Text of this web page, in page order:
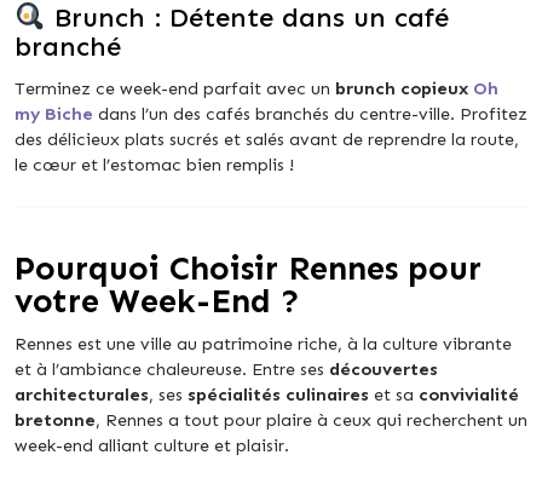
Brunch : Détente dans un café
branché
Terminez ce week-end parfait avec un brunch copieux Oh
my Biche dans l’un des cafés branchés du centre-ville. Profitez
des délicieux plats sucrés et salés avant de reprendre la route,
le cœur et l’estomac bien remplis !
Pourquoi Choisir Rennes pour
votre Week-End ?
Rennes est une ville au patrimoine riche, à la culture vibrante
et à l’ambiance chaleureuse. Entre ses découvertes
architecturales, ses spécialités culinaires et sa convivialité
bretonne, Rennes a tout pour plaire à ceux qui recherchent un
week-end alliant culture et plaisir.